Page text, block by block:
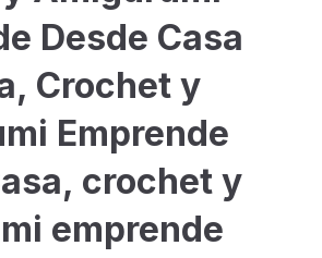
Desde Casa
Crochet y
Emprende
crochet y
emprende